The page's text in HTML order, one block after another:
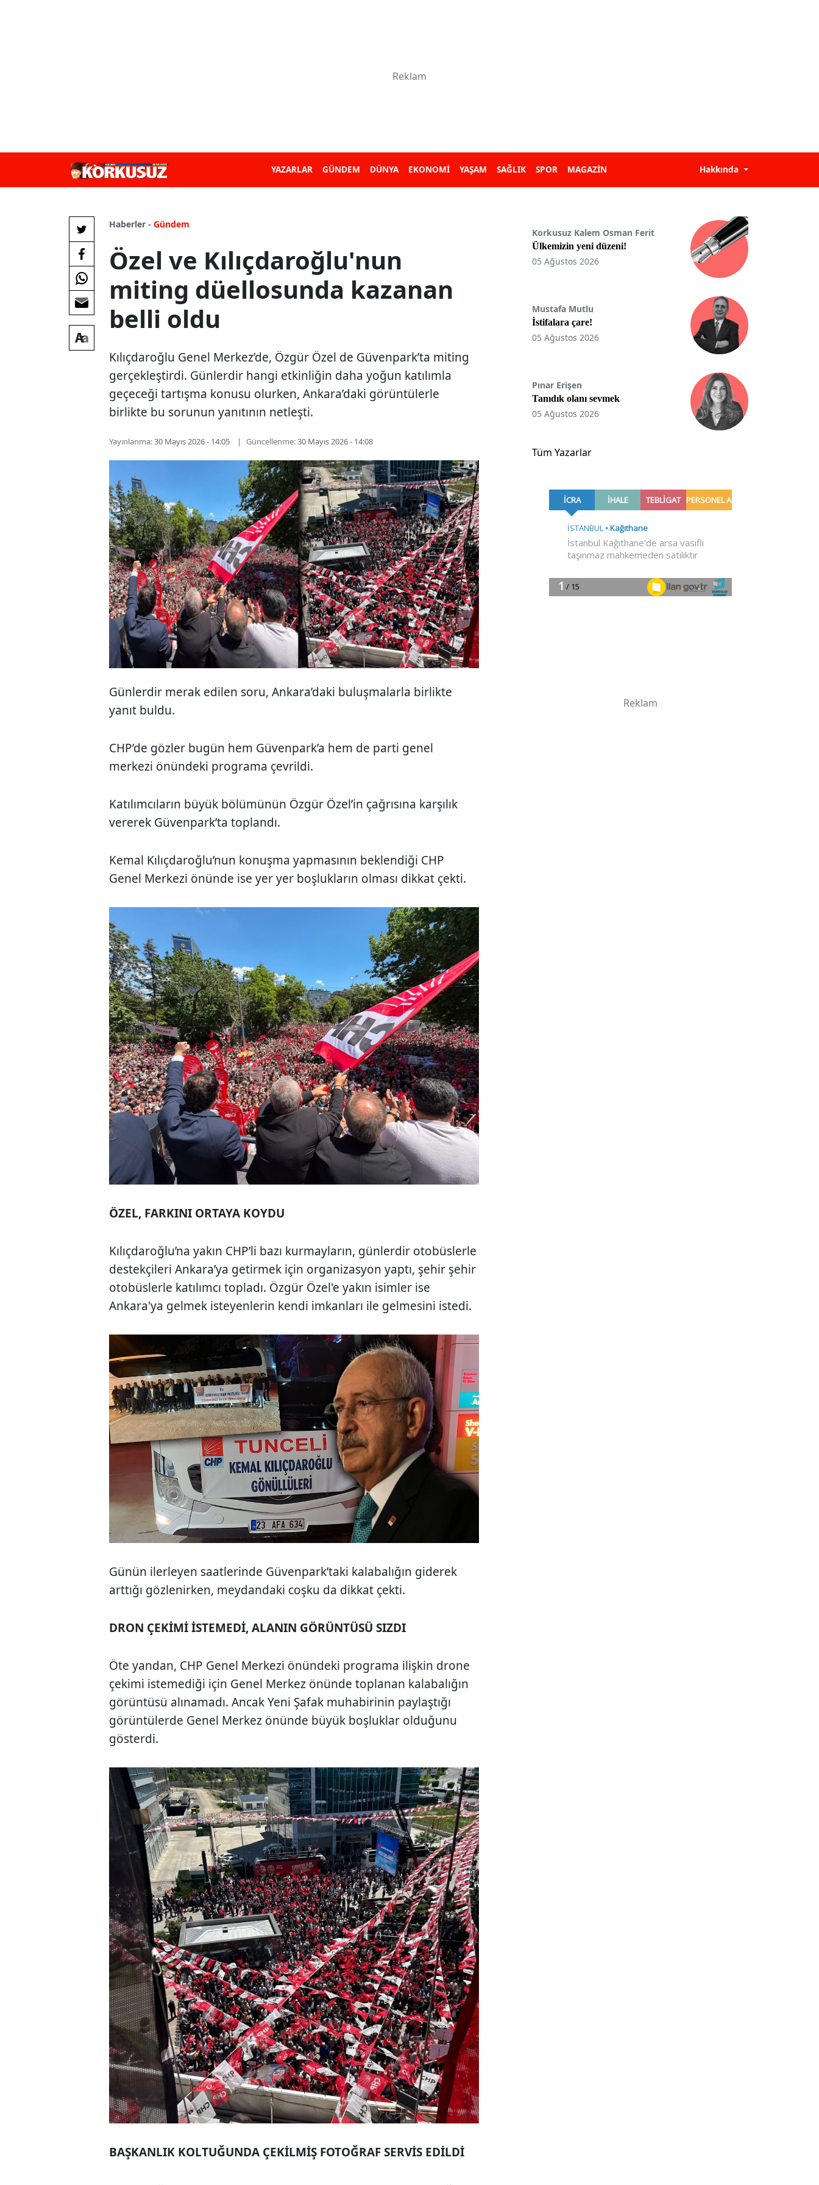
YAZARLAR GÜNDEM DÜNYA EKONOMİ YAŞAM SAĞLIK SPOR MAGAZİN Hakkında
Haberler - Gündem
Özel ve Kılıçdaroğlu'nun
miting düellosunda kazanan
belli oldu
Kılıçdaroğlu Genel Merkez’de, Özgür Özel de Güvenpark’ta miting
gerçekleştirdi. Günlerdir hangi etkinliğin daha yoğun katılımla
geçeceği tartışma konusu olurken, Ankara’daki görüntülerle
birlikte bu sorunun yanıtının netleşti.
Yayınlanma:30 Mayıs 2026 - 14:05 Güncellenme:30 Mayıs 2026 - 14:08
Günlerdir merak edilen soru, Ankara’daki buluşmalarla birlikte
yanıt buldu.
CHP’de gözler bugün hem Güvenpark’a hem de parti genel
merkezi önündeki programa çevrildi.
Katılımcıların büyük bölümünün Özgür Özel’in çağrısına karşılık
vererek Güvenpark’ta toplandı.
Kemal Kılıçdaroğlu’nun konuşma yapmasının beklendiği CHP
Genel Merkezi önünde ise yer yer boşlukların olması dikkat çekti.
ÖZEL, FARKINI ORTAYA KOYDU
Kılıçdaroğlu’na yakın CHP’li bazı kurmayların, günlerdir otobüslerle
destekçileri Ankara’ya getirmek için organizasyon yaptı, şehir şehir
otobüslerle katılımcı topladı. Özgür Özel'e yakın isimler ise
Ankara'ya gelmek isteyenlerin kendi imkanları ile gelmesini istedi.
Günün ilerleyen saatlerinde Güvenpark’taki kalabalığın giderek
arttığı gözlenirken, meydandaki coşku da dikkat çekti.
DRON ÇEKİMİ İSTEMEDİ, ALANIN GÖRÜNTÜSÜ SIZDI
Öte yandan, CHP Genel Merkezi önündeki programa ilişkin drone
çekimi istemediği için Genel Merkez önünde toplanan kalabalığın
görüntüsü alınamadı. Ancak Yeni Şafak muhabirinin paylaştığı
görüntülerde Genel Merkez önünde büyük boşluklar olduğunu
gösterdi.
BAŞKANLIK KOLTUĞUNDA ÇEKİLMİŞ FOTOĞRAF SERVİS EDİLDİ
Korkusuz Kalem Osman Ferit
Ülkemizin yeni düzeni!
05 Ağustos 2026
Mustafa Mutlu
İstifalara çare!
05 Ağustos 2026
Pınar Erişen
Tanıdık olanı sevmek
05 Ağustos 2026
Tüm Yazarlar